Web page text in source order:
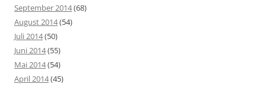
September 2014(68)
August 2014(54)
Juli 2014(50)
Juni 2014(55)
Mai 2014(54)
April 2014(45)